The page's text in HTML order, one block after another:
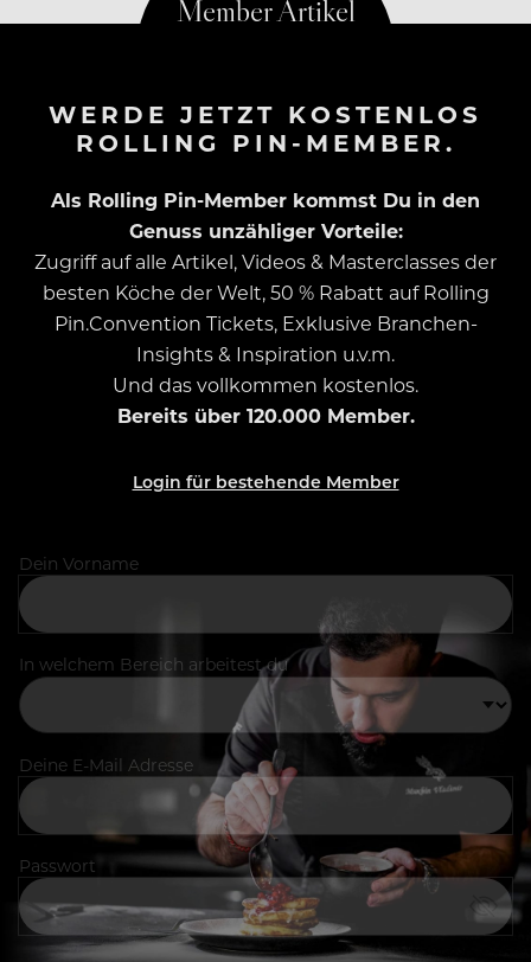
WERDE JETZT KOSTENLOS
ROLLING PIN-MEMBER.
Als Rolling Pin-Member kommst Du in den
Genuss unzähliger Vorteile:
Zugriff auf alle Artikel, Videos & Masterclasses der
besten Köche der Welt, 50 % Rabatt auf Rolling
Pin.Convention Tickets, Exklusive Branchen-
Insights & Inspiration u.v.m.
Und das vollkommen kostenlos.
Bereits über 120.000 Member.
Login für bestehende Member
Dein Vorname
In welchem Bereich arbeitest du
Deine E-Mail Adresse
Passwort